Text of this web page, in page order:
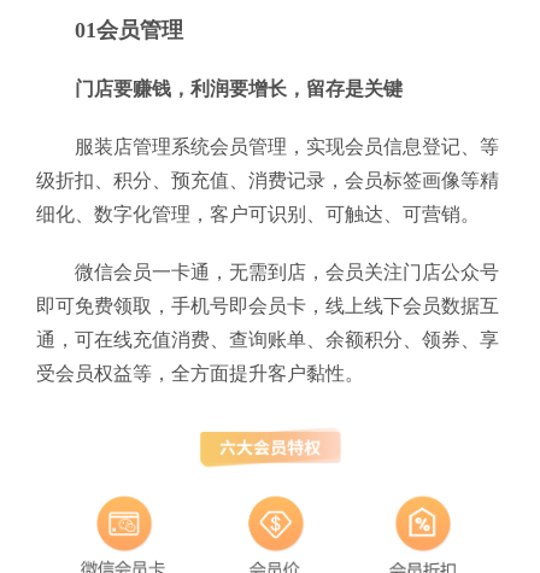
01会员管理
门店要赚钱，利润要增长，留存是关键
服装店管理系统会员管理，实现会员信息登记、等
级折扣、积分、预充值、消费记录，会员标签画像等精
细化、数字化管理，客户可识别、可触达、可营销。
微信会员一卡通，无需到店，会员关注门店公众号
即可免费领取，手机号即会员卡，线上线下会员数据互
通，可在线充值消费、查询账单、余额积分、领券、享
受会员权益等，全方面提升客户黏性。